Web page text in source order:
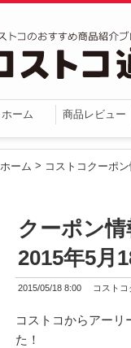
ホーム 商品レビュー
ホーム > コストコクーポ
クーポン
2015年5月
2015/05/18 8:00 コスト
コストコからアーリ
た！